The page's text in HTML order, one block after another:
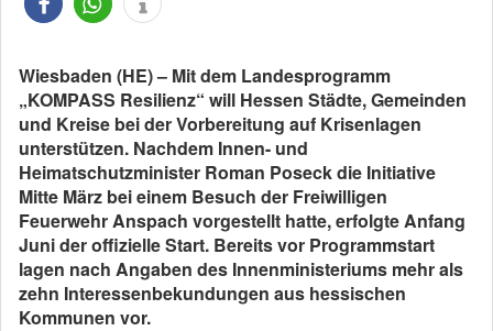
Wiesbaden (HE) – Mit dem Landesprogramm
„KOMPASS Resilienz“ will Hessen Städte, Gemeinden
und Kreise bei der Vorbereitung auf Krisenlagen
unterstützen. Nachdem Innen- und
Heimatschutzminister Roman Poseck die Initiative
Mitte März bei einem Besuch der Freiwilligen
Feuerwehr Anspach vorgestellt hatte, erfolgte Anfang
Juni der offizielle Start. Bereits vor Programmstart
lagen nach Angaben des Innenministeriums mehr als
zehn Interessenbekundungen aus hessischen
Kommunen vor.